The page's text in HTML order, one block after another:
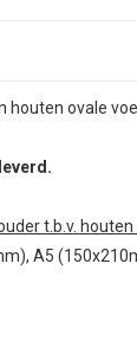
houten ovale
t.b.v. houten
A5